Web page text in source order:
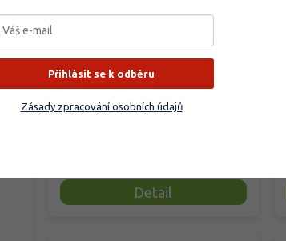
Armoracia rusticana
Detail
Jedlý kořen křenu zná
chutná, nebo ne. Jako rostlina
Přihlásit se k odběru
Zásady zpracování osobních údajů